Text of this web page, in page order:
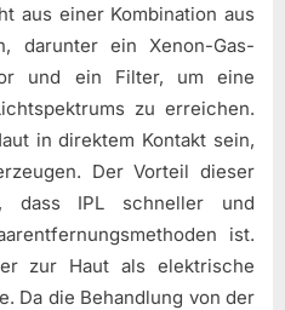
aus einer Kombination aus
darunter ein Xenon-Gas-
und ein Filter, um eine
zu erreichen.
in direktem Kontakt sein,
Der Vorteil dieser
dass IPL schneller und
ist.
zur Haut als elektrische
Da die Behandlung von der